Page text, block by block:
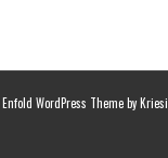
Enfold WordPress Theme by Kriesi